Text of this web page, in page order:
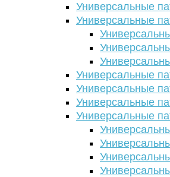
Универсальные
Универсальные
Универсальные
Универсальные
Универсальные
Универсальные